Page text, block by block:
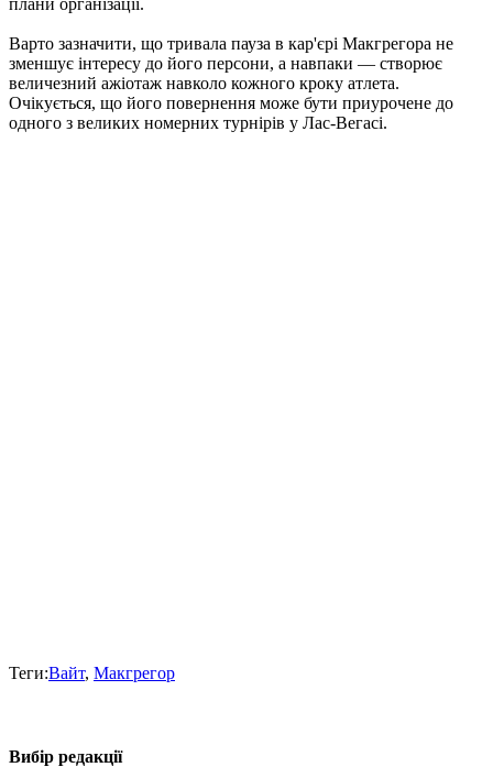
плани організації.
Варто зазначити, що тривала пауза в кар'єрі Макгрегора не
зменшує інтересу до його персони, а навпаки — створює
величезний ажіотаж навколо кожного кроку атлета.
Очікується, що його повернення може бути приурочене до
одного з великих номерних турнірів у Лас-Вегасі.
Теги:Вайт, Макгрегор
Вибір редакції